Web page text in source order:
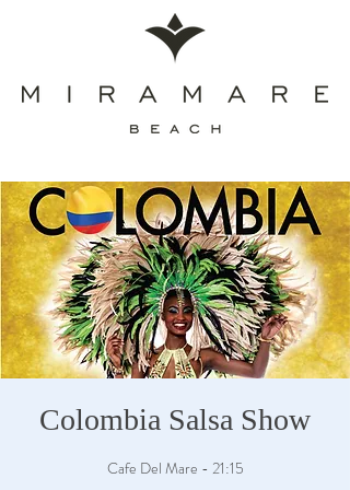
Colombia Salsa Show
Cafe Del Mare - 21:15